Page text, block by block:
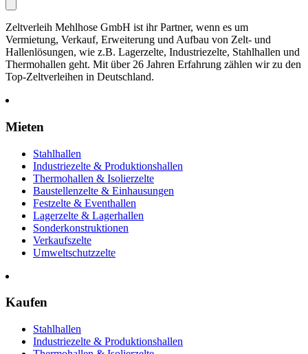
Zeltverleih Mehlhose GmbH ist ihr Partner, wenn es um
Vermietung, Verkauf, Erweiterung und Aufbau von Zelt- und
Hallenlösungen, wie z.B. Lagerzelte, Industriezelte, Stahlhallen und
Thermohallen geht. Mit über 26 Jahren Erfahrung zählen wir zu den
Top-Zeltverleihen in Deutschland.
Mieten
Stahlhallen
Industriezelte & Produktionshallen
Thermohallen & Isolierzelte
Baustellenzelte & Einhausungen
Festzelte & Eventhallen
Lagerzelte & Lagerhallen
Sonderkonstruktionen
Verkaufszelte
Umweltschutzzelte
Kaufen
Stahlhallen
Industriezelte & Produktionshallen